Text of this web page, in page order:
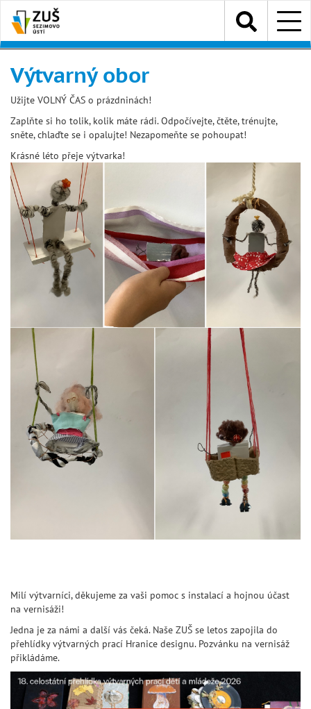
hlavnímu
obsahu
Menu
Výtvarný obor
Užijte VOLNÝ ČAS o prázdninách!
Zaplňte si ho tolik, kolik máte rádi. Odpočívejte, čtěte, trénujte,
sněte, chlaďte se i opalujte! Nezapomeňte se pohoupat!
Krásné léto přeje výtvarka!
Milí výtvarníci, děkujeme za vaši pomoc s instalací a hojnou účast
na vernisáži!
Jedna je za námi a další vás čeká. Naše ZUŠ se letos zapojila do
přehlídky výtvarných prací Hranice designu. Pozvánku na vernisáž
přikládáme.